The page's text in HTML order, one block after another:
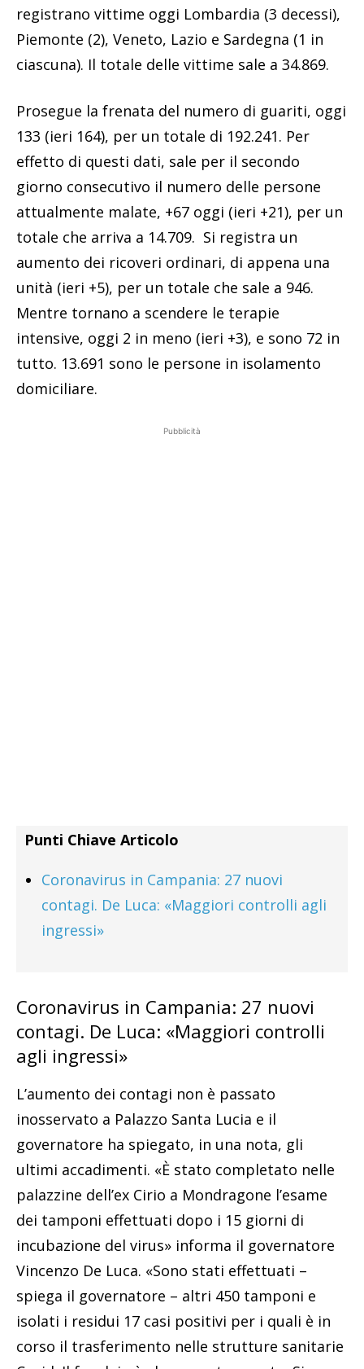
registrano vittime oggi Lombardia (3 decessi),
Piemonte (2), Veneto, Lazio e Sardegna (1 in
ciascuna). Il totale delle vittime sale a 34.869.
Prosegue la frenata del numero di guariti, oggi
133 (ieri 164), per un totale di 192.241. Per
effetto di questi dati, sale per il secondo
giorno consecutivo il numero delle persone
attualmente malate, +67 oggi (ieri +21), per un
totale che arriva a 14.709. Si registra un
aumento dei ricoveri ordinari, di appena una
unità (ieri +5), per un totale che sale a 946.
Mentre tornano a scendere le terapie
intensive, oggi 2 in meno (ieri +3), e sono 72 in
tutto. 13.691 sono le persone in isolamento
domiciliare.
Pubblicità
Punti Chiave Articolo
Coronavirus in Campania: 27 nuovi
contagi. De Luca: «Maggiori controlli agli
ingressi»
Coronavirus in Campania: 27 nuovi
contagi. De Luca: «Maggiori controlli
agli ingressi»
L’aumento dei contagi non è passato
inosservato a Palazzo Santa Lucia e il
governatore ha spiegato, in una nota, gli
ultimi accadimenti. «È stato completato nelle
palazzine dell’ex Cirio a Mondragone l’esame
dei tamponi effettuati dopo i 15 giorni di
incubazione del virus» informa il governatore
Vincenzo De Luca. «Sono stati effettuati –
spiega il governatore – altri 450 tamponi e
isolati i residui 17 casi positivi per i quali è in
corso il trasferimento nelle strutture sanitarie